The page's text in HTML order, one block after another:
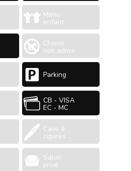
Menu
enfant
Chiens
non admis
Parking
CB - VISA
EC - MC
Cave à
cigares
Salon
privé